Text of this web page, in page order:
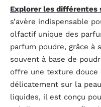
Explorer les différentes
s’avère indispensable
olfactif unique des
parfum poudre, grâce
souvent à base de
offre une texture douce
délicatement sur la
liquides, il est conçu